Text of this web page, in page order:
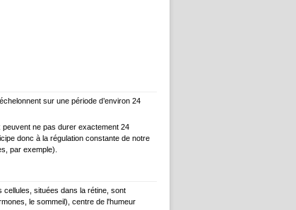
sur une période d’environ 24
ne pas durer exactement 24
donc à la régulation constante de notre
par exemple).
cellules, situées dans la rétine, sont
le sommeil), centre de l'humeur